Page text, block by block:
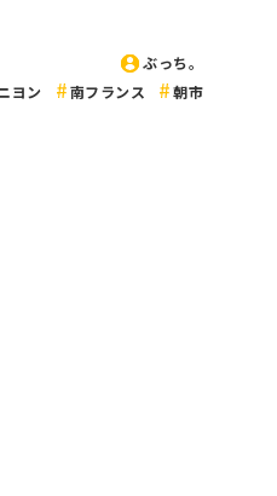
ぶっち。
ヨン 南フランス 朝市